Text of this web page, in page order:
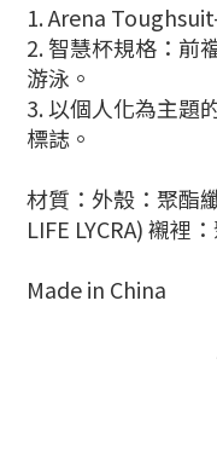
1. Arena
2. 智慧杯規格：前
游泳。
3. 以個人化為主題
標誌。
材質：外殼：聚酯
LIFE LYCRA) 襯裡
Made in China